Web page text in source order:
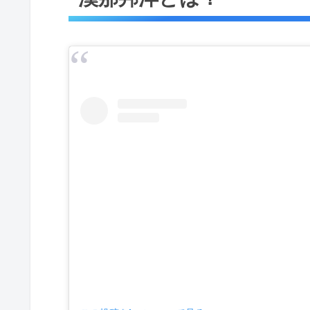
漢那邦洋の結婚相手は誰？